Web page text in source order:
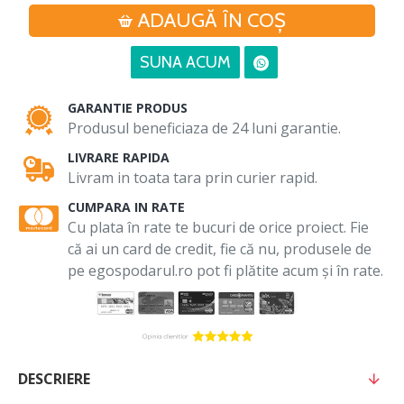
ADAUGĂ ÎN COŞ
SUNA ACUM
GARANTIE PRODUS
Produsul beneficiaza de 24 luni garantie.
LIVRARE RAPIDA
Livram in toata tara prin curier rapid.
CUMPARA IN RATE
Cu plata în rate te bucuri de orice proiect. Fie
că ai un card de credit, fie că nu, produsele de
pe egospodarul.ro pot fi plătite acum și în rate.
DESCRIERE